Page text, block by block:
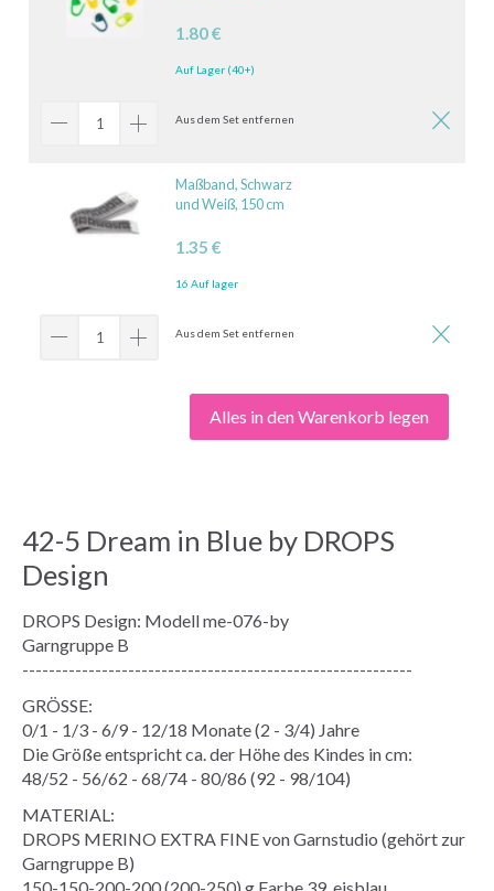
1.80 €
Auf Lager (40+)
Aus dem Set entfernen
Maßband, Schwarz
und Weiß, 150 cm
1.35 €
16 Auf lager
Aus dem Set entfernen
Alles in den Warenkorb legen
42-5 Dream in Blue by DROPS
Design
DROPS Design: Modell me-076-by
Garngruppe B
-----------------------------------------------------------
GRÖSSE:
0/1 - 1/3 - 6/9 - 12/18 Monate (2 - 3/4) Jahre
Die Größe entspricht ca. der Höhe des Kindes in cm:
48/52 - 56/62 - 68/74 - 80/86 (92 - 98/104)
MATERIAL:
DROPS MERINO EXTRA FINE von Garnstudio (gehört zur
Garngruppe B)